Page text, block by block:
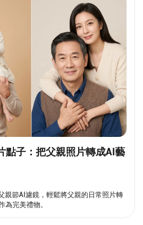
點子：把父親照片轉成AI藝
親節AI濾鏡，輕鬆將父親的日常照片轉
為完美禮物。